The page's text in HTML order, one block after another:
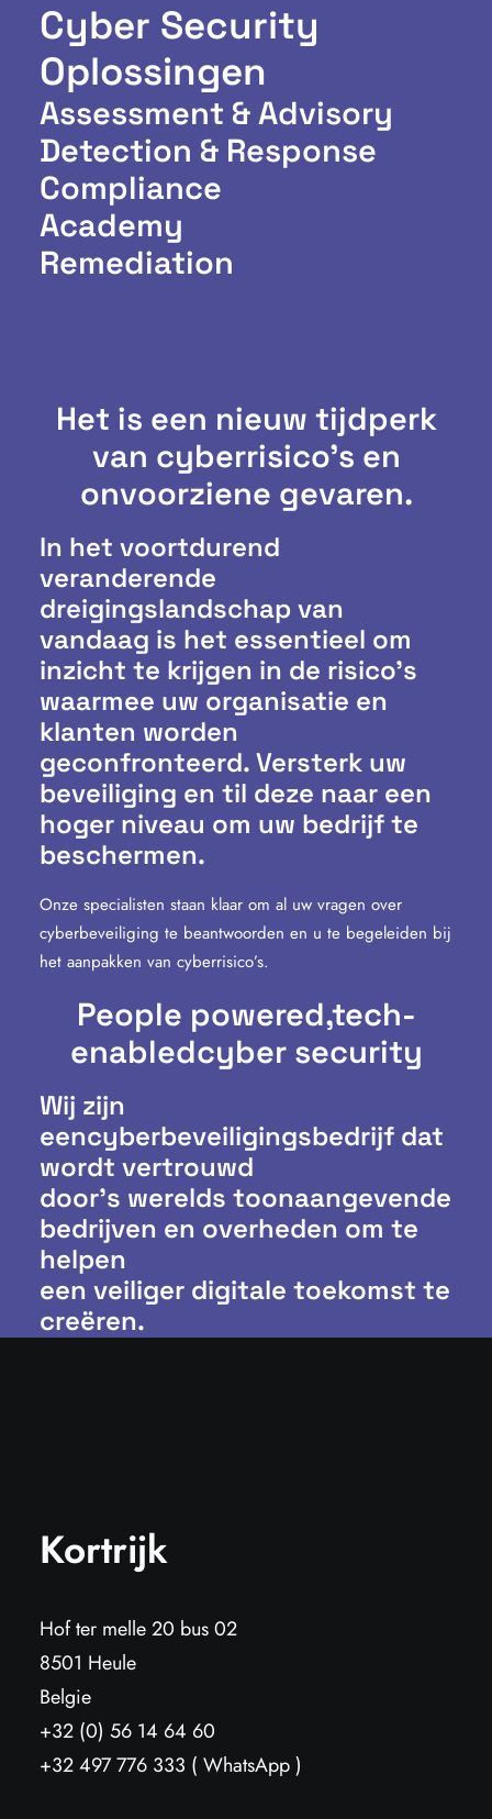
Cyber Security
Oplossingen
Assessment & Advisory
Detection & Response
Compliance
Academy
Remediation
Het is een nieuw tijdperk
van cyberrisico's en
onvoorziene gevaren.
In het voortdurend
veranderende
dreigingslandschap van
vandaag is het essentieel om
inzicht te krijgen in de risico’s
waarmee uw organisatie en
klanten worden
geconfronteerd. Versterk uw
beveiliging en til deze naar een
hoger niveau om uw bedrijf te
beschermen.
Onze specialisten staan klaar om al uw vragen over
cyberbeveiliging te beantwoorden en u te begeleiden bij
het aanpakken van cyberrisico’s.
People powered,tech-
enabledcyber security
Wij zijn
eencyberbeveiligingsbedrijf dat
wordt vertrouwd
door’s werelds toonaangevende
bedrijven en overheden om te
helpen
een veiliger digitale toekomst te
creëren.
Kortrijk
Hof ter melle 20 bus 02
8501 Heule
Belgie
+32 (0) 56 14 64 60
+32 497 776 333 ( WhatsApp )